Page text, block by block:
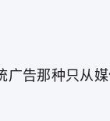
广告那种只从